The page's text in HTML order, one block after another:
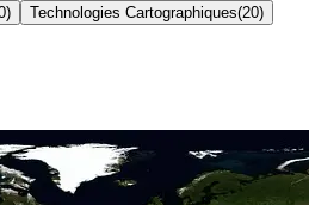
) Technologies Cartographiques(20)